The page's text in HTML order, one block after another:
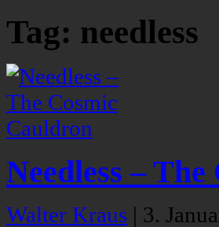
Tag: needless
Needless –
Walter Kraus | 3.